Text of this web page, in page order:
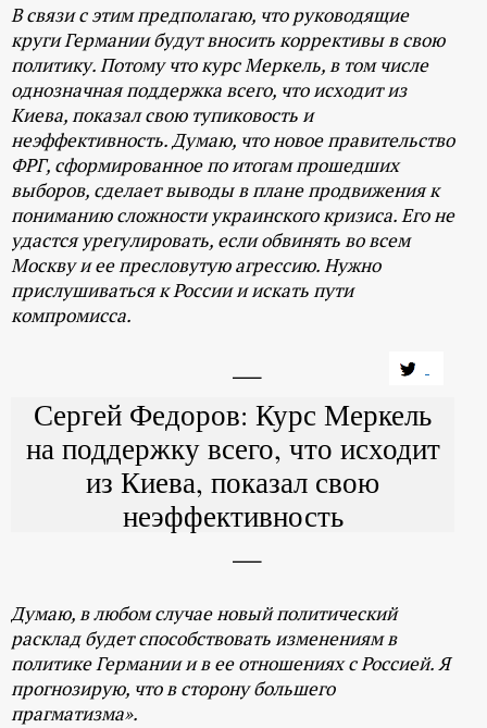
В связи с этим предполагаю, что руководящие
круги Германии будут вносить коррективы в свою
политику. Потому что курс Меркель, в том числе
однозначная поддержка всего, что исходит из
Киева, показал свою тупиковость и
неэффективность. Думаю, что новое правительство
ФРГ, сформированное по итогам прошедших
выборов, сделает выводы в плане продвижения к
пониманию сложности украинского кризиса. Его не
удастся урегулировать, если обвинять во всем
Москву и ее пресловутую агрессию. Нужно
прислушиваться к России и искать пути
компромисса.
Сергей Федоров: Курс Меркель
на поддержку всего, что исходит
из Киева, показал свою
неэффективность
Думаю, в любом случае новый политический
расклад будет способствовать изменениям в
политике Германии и в ее отношениях с Россией. Я
прогнозирую, что в сторону большего
прагматизма».